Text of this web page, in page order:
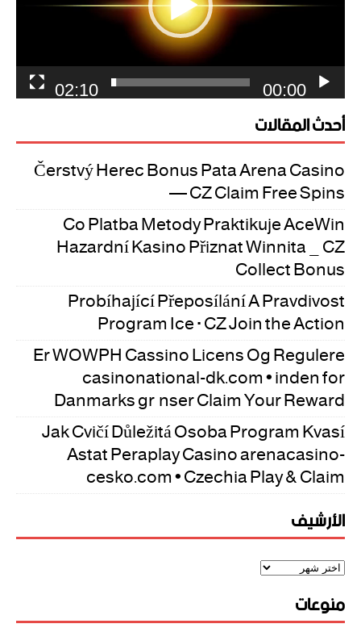
00:00
02:10
أحدث المقالات
Čerstvý Herec Bonus Pata Arena Casino
— CZ Claim Free Spins
Co Platba Metody Praktikuje AceWin
Hazardní Kasino Přiznat Winnita _ CZ
Collect Bonus
Probíhající Přeposílání A Pravdivost
Program Ice · CZ Join the Action
Er WOWPH Cassino Licens Og Regulere
casinonational-dk.com • inden for
Danmarks grænser Claim Your Reward
Jak Cvičí Důležitá Osoba Program Kvasí
Astat Peraplay Casino arenacasino-
cesko.com • Czechia Play & Claim
الأرشيف
منوعات